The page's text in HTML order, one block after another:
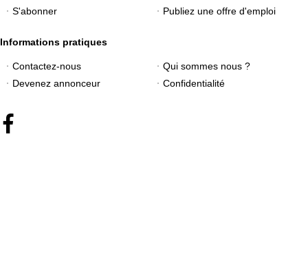
S'abonner
Publiez une offre d'emploi
Informations pratiques
Contactez-nous
Qui sommes nous ?
Devenez annonceur
Confidentialité